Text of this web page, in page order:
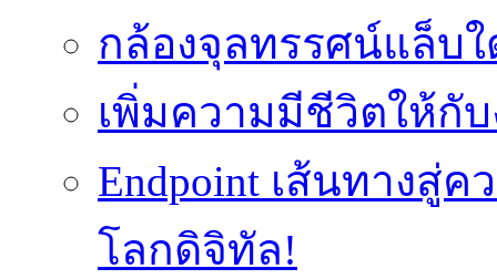
กล้องจุลทรรศน์แล็บ
เพิ่มความมีชีวิตให้กับ
Endpoint เส้นทางสู่
โลกดิจิทัล!